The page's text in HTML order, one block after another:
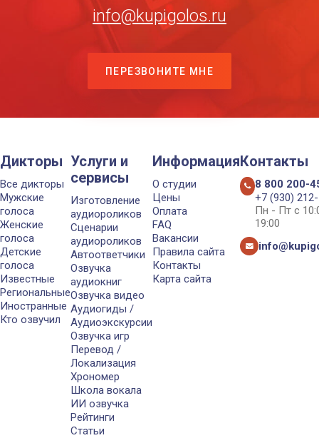
info@kupigolos.ru
ПЕРЕЗВОНИТЕ МНЕ
Дикторы
Все дикторы
Мужские
голоса
Женские
голоса
Детские
голоса
Известные
Региональные
Иностранные
Кто озвучил
Услуги и
сервисы
Изготовление
аудиороликов
Сценарии
аудиороликов
Автоответчики
Озвучка
аудиокниг
Озвучка видео
Аудиогиды /
Аудиоэкскурсии
Озвучка игр
Перевод /
Локализация
Хрономер
Школа вокала
ИИ озвучка
Рейтинги
Статьи
Информация
О студии
Цены
Оплата
FAQ
Вакансии
Правила сайта
Контакты
Карта сайта
Контакты
8 800 200-
+7 (930)
Пн - Пт с
19:00